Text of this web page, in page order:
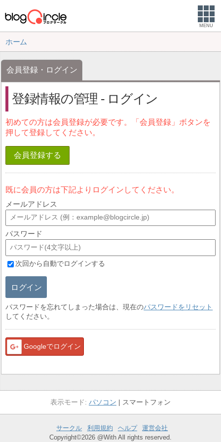
MENU
ホーム
会員登録・ログイン
登録情報の管理 - ログイン
初めての方は会員登録が必要です。「会員登録」ボタンを
押して登録してください。
会員登録する
既に会員の方は下記よりログインしてください。
メールアドレス
パスワード
次回から自動でログインする
ログイン
パスワードを忘れてしまった場合は、現在のパスワードをリセット
してください。
Googleでログイン
パソコン スマートフォン
サークル 利用規約 ヘルプ
運営会社
Copyright©2026 @With All rights reserved.